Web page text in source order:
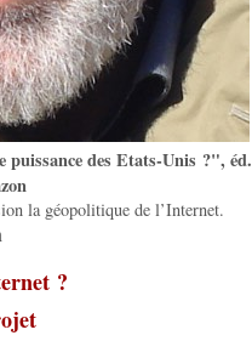
des Etats-Unis ?", éd.
la géopolitique de l’Internet.
?